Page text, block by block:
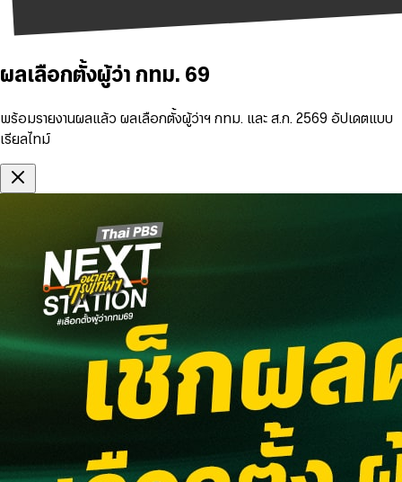
ผลเลือกตั้งผู้ว่า กทม. 69
พร้อมรายงานผลแล้ว ผลเลือกตั้งผู้ว่าฯ กทม. และ ส.ก. 2569 อัปเดตแบบ
เรียลไทม์